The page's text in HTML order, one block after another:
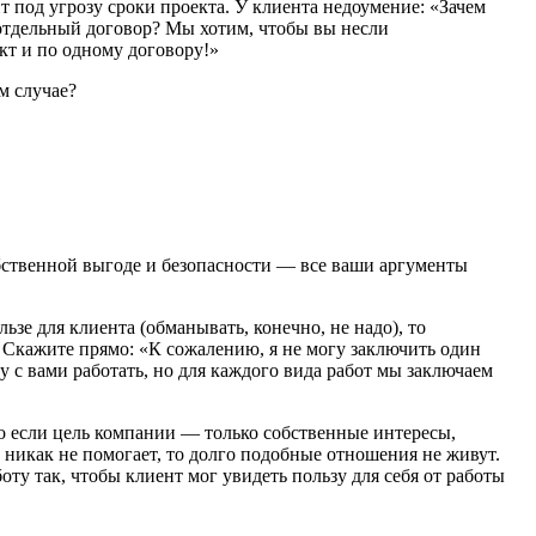
под угрозу сроки проекта. У клиента недоумение: «Зачем
договор? Мы хотим, чтобы вы несли
и по одному договору!»
случае?
выгоде и безопасности — все ваши аргументы
для клиента (обманывать, конечно, не надо), то
Скажите прямо: «К сожалению, я не могу заключить один
с вами работать, но для каждого вида работ мы заключаем
если цель компании — только собственные интересы,
не помогает, то долго подобные отношения не живут.
так, чтобы клиент мог увидеть пользу для себя от работы